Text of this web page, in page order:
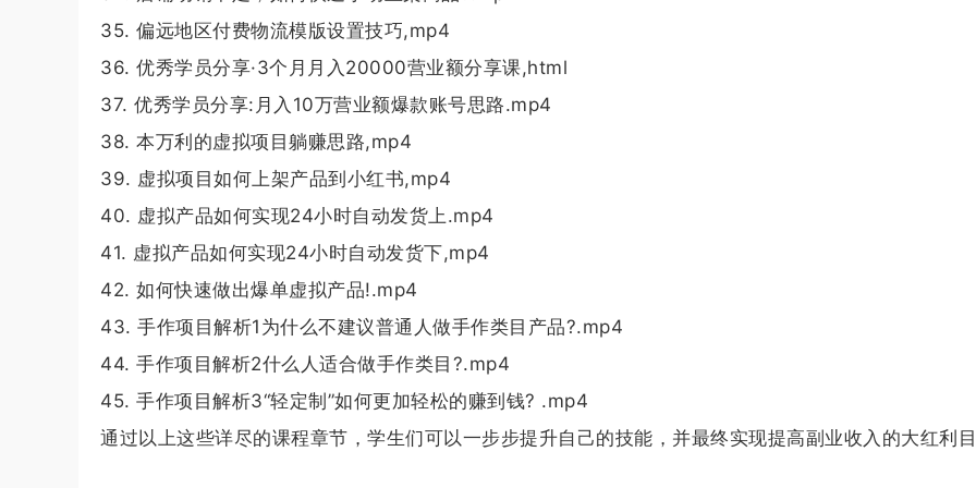
35. 偏远地区付费物流模版设置技巧,mp4
36. 优秀学员分享·3个月月入20000营业额分享课,html
37. 优秀学员分享:月入10万营业额爆款账号思路.mp4
38. 本万利的虚拟项目躺赚思路,mp4
39. 虚拟项目如何上架产品到小红书,mp4
40. 虚拟产品如何实现24小时自动发货上.mp4
41. 虚拟产品如何实现24小时自动发货下,mp4
42. 如何快速做出爆单虚拟产品!.mp4
43. 手作项目解析1为什么不建议普通人做手作类目产品?.mp4
44. 手作项目解析2什么人适合做手作类目?.mp4
45. 手作项目解析3“轻定制”如何更加轻松的赚到钱? .mp4
通过以上这些详尽的课程章节，学生们可以一步步提升自己的技能，并最终实现提高副业收入的大红利